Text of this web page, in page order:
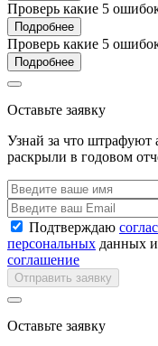
Проверь какие 5
Подробнее
Проверь какие 5
Подробнее
Оставьте заявку
Узнай за что штрафуют
раскрыли в годовом
Подтверждаю
персональных данных
соглашение
Отправить заявку
Оставьте заявку